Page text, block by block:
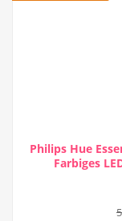
Philips Hue
Farbiges